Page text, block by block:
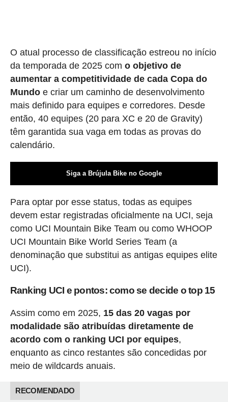
O atual processo de classificação estreou no início
da temporada de 2025 com o objetivo de
aumentar a competitividade de cada Copa do
Mundoe criar um caminho de desenvolvimento
mais definido para equipes e corredores. Desde
então, 40 equipes (20 para XC e 20 de Gravity)
têm garantida sua vaga em todas as provas do
calendário.
Siga a Brújula Bike no Google
Para optar por esse status, todas as equipes
devem estar registradas oficialmente na UCI, seja
como UCI Mountain Bike Team ou como WHOOP
UCI Mountain Bike World Series Team (a
denominação que substitui as antigas equipes elite
UCI).
Ranking UCI e pontos: como se decide o top 15
Assim como em 2025, 15 das 20 vagas por
modalidade são atribuídas diretamente de
acordo com o ranking UCI por equipes,
enquanto as cinco restantes são concedidas por
meio de wildcards anuais.
RECOMENDADO